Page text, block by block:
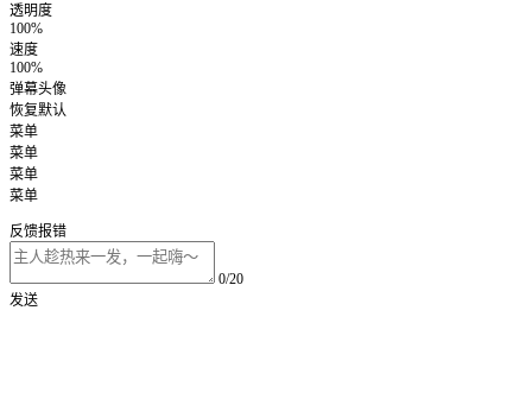
透明度
100%
速度
100%
弹幕头像
恢复默认
菜单
菜单
菜单
菜单
反馈报错
0/20
发送